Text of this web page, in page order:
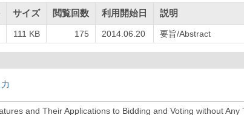
サイズ 閲覧回数 利用開始日 説明
111 KB 175 2014.06.20 要旨/Abstract
and Their Applications to Bidding and Voting without Any